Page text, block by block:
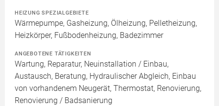
HEIZUNG SPEZIALGEBIETE
Wärmepumpe, Gasheizung, Ölheizung, Pelletheizung,
Heizkörper, Fußbodenheizung, Badezimmer
ANGEBOTENE TÄTIGKEITEN
Wartung, Reparatur, Neuinstallation / Einbau,
Austausch, Beratung, Hydraulischer Abgleich, Einbau
von vorhandenem Neugerät, Thermostat, Renovierung,
Renovierung / Badsanierung